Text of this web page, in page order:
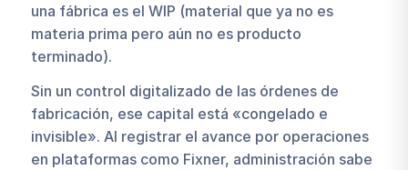
una fábrica es el WIP (material que ya no es
materia prima pero aún no es producto
terminado).
Sin un control digitalizado de las órdenes de
fabricación, ese capital está «congelado e
invisible». Al registrar el avance por operaciones
en plataformas como Fixner, administración sabe